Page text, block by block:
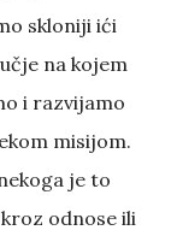
skloniji ići
na kojem
i razvijamo
misijom.
je to
odnose ili